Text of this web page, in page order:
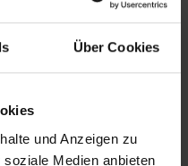
Über Cookies
und Anzeigen zu
Medien anbieten